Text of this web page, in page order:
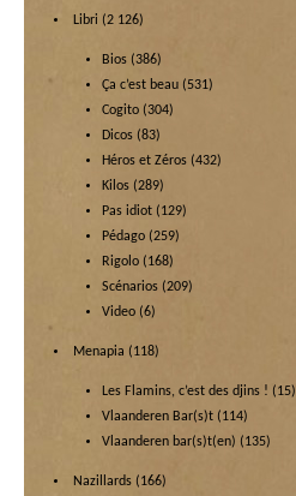
Libri (2 126)
Bios (386)
Ça c’est beau (531)
Cogito (304)
Dicos (83)
Héros et Zéros (432)
Kilos (289)
Pas idiot (129)
Pédago (259)
Rigolo (168)
Scénarios (209)
Video (6)
Menapia (118)
Les Flamins, c’est des djins ! (15)
Vlaanderen Bar(s)t (114)
Vlaanderen bar(s)t(en) (135)
Nazillards (166)